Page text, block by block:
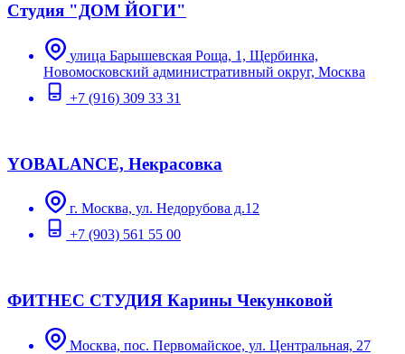
Студия "ДОМ ЙОГИ"
улица Барышевская Роща, 1, Щербинка,
Новомосковский административный округ, Москва
+7 (916) 309 33 31
YOBALANCE, Некрасовка
г. Москва, ул. Недорубова д.12
+7 (903) 561 55 00
ФИТНЕС СТУДИЯ Карины Чекунковой
Москва, пос. Первомайское, ул. Центральная, 27